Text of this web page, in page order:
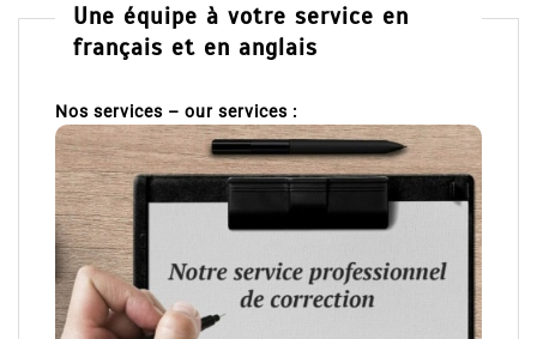
Une équipe à votre service en
français et en anglais
Nos services – our services :